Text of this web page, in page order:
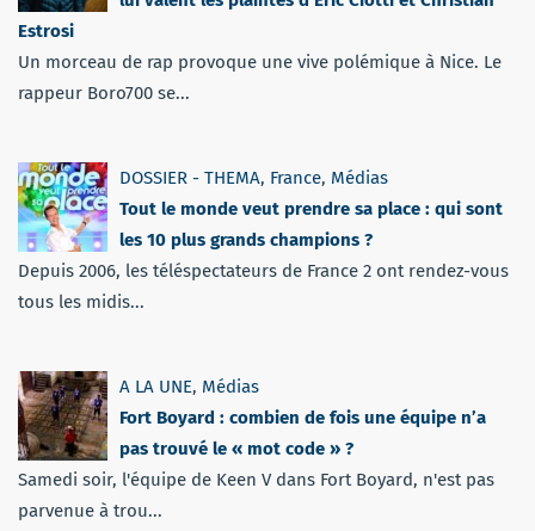
Estrosi
Un morceau de rap provoque une vive polémique à Nice. Le
rappeur Boro700 se...
DOSSIER - THEMA, France, Médias
Tout le monde veut prendre sa place : qui sont
les 10 plus grands champions ?
Depuis 2006, les téléspectateurs de France 2 ont rendez-vous
tous les midis...
A LA UNE, Médias
Fort Boyard : combien de fois une équipe n’a
pas trouvé le « mot code » ?
Samedi soir, l'équipe de Keen V dans Fort Boyard, n'est pas
parvenue à trou...